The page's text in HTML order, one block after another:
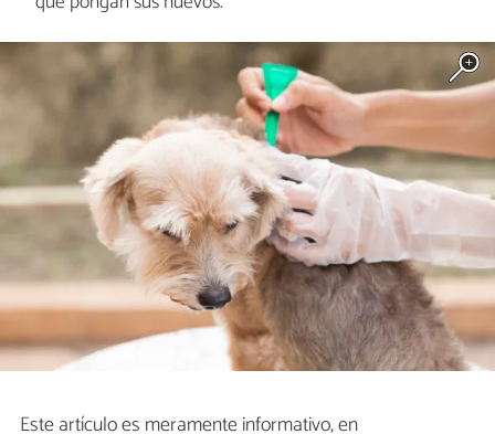
Este artículo es meramente informativo, en